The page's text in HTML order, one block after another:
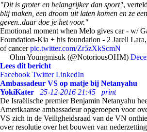
"Dit is groter en belangrijker dan sport",
blij maken, een droom uit laten komen en ze
geven..daar doe je het voor."
Emotional moment when Melo gives car - w/
Foundation-Kia + his foundation - 2 Jarell
of cancerpic.twitter.com/Zr5zXkScmN
— Ohm Youngmisuk (@NotoriousOHM)
Lees dit bericht
Facebook Twitter LinkedIn
Ambassadeur VS op matje bij Netanyahu
YokiKater
25-12-2016 21:45
print
De Israëlische premier Benjamin Netanyahu
Amerikaanse ambassadeur opgeroepen voor
VS zich in de Veiligheidsraad van de VN
over resolutie over het bouwen van